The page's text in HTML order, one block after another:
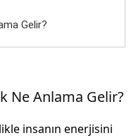
Gelir?
Ne Anlama Gelir?
insanın enerjisini